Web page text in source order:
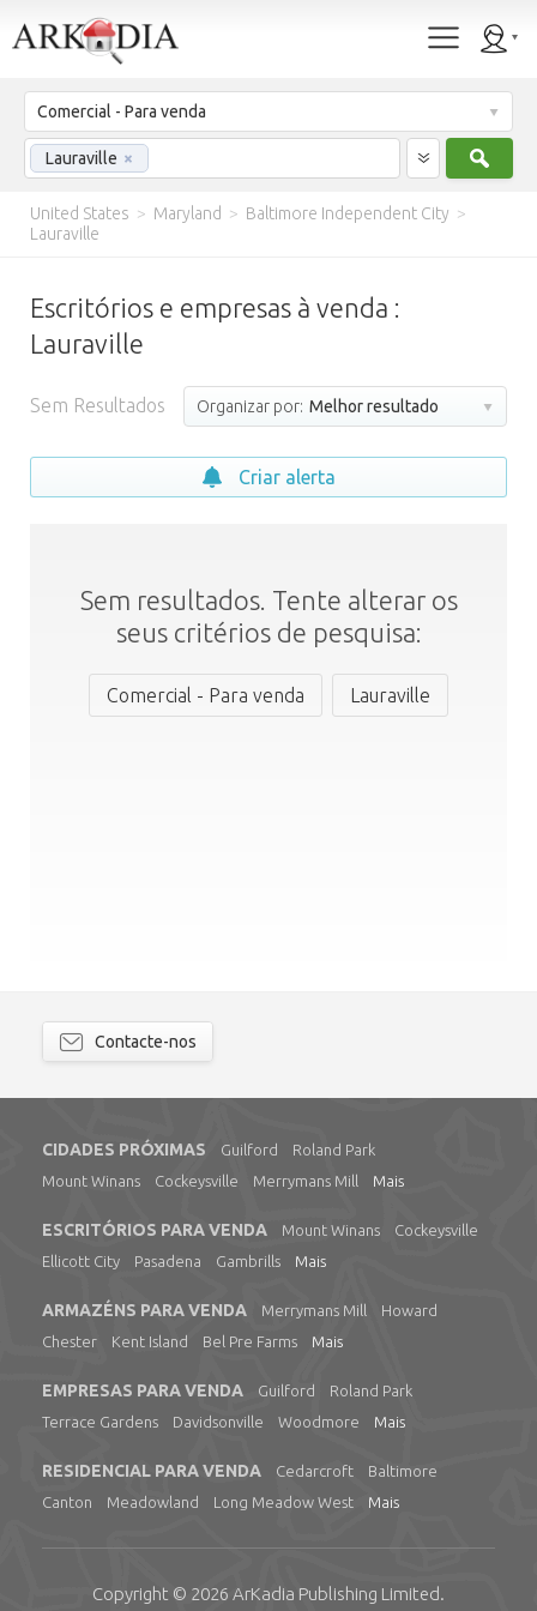
Comercial - Para venda
Lauraville ×
United States > Maryland > Baltimore Independent City >
Lauraville
Escritórios e empresas à venda :
Lauraville
Sem Resultados Organizar por: Melhor resultado
Criar alerta
Sem resultados. Tente alterar os
seus critérios de pesquisa:
Comercial - Para venda Lauraville
Contacte-nos
CIDADES PRÓXIMAS Guilford
Roland Park
Mount Winans
Cockeysville Merrymans Mill Mais
ESCRITÓRIOS PARA VENDA Mount Winans
Cockeysville
Ellicott City
Pasadena Gambrills Mais
ARMAZÉNS PARA VENDA Merrymans Mill
Howard
Chester
Kent Island Bel Pre Farms Mais
EMPRESAS PARA VENDA Guilford
Roland Park
Terrace Gardens
Davidsonville Woodmore Mais
RESIDENCIAL PARA VENDA Cedarcroft
Baltimore
Canton
Meadowland Long Meadow West Mais
Copyright © 2026 ArKadia Publishing Limited.